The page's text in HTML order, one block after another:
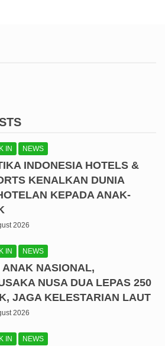
IN NEWS
INDONESIA HOTELS &
KENALKAN DUNIA
KEPADA ANAK-
2026
IN NEWS
ANAK NASIONAL,
NUSA DUA LEPAS 250
JAGA KELESTARIAN LAUT
2026
IN NEWS